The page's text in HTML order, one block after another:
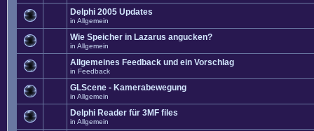
Delphi 2005 Updates
in Allgemein
Wie Speicher in Lazarus angucken?
in Allgemein
Allgemeines Feedback und ein Vorschlag
in Feedback
GLScene - Kamerabewegung
in Allgemein
Delphi Reader für 3MF files
in Allgemein